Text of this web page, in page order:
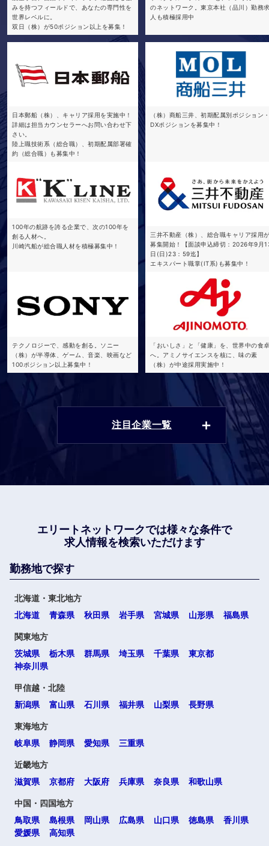
みを持つフィールドで、あなたの専門性を
世界レベルに。
双日（株）が50ポジション以上を募集！
のネットワーク。東京本社（品川）勤務
人も積極採用中
日本郵船（株）、キャリア採用を実施中！
詳細は担当カウンセラーへお問い合わせ下
さい。
陸上職技術系（総合職）、初期配属部署確
約（総合職）も募集中！
（株）商船三井、初期配属別ポジション
DXポジションを募集中！
100年の航跡を誇る企業で、次の100年を
創る人材へ。
川崎汽船が総合職人材を積極募集中！
三井不動産（株）、総合職キャリア採用
募集開始！【面談申込締切：2026年9月
日(日)23：59迄】
エキスパート職掌(IT系)も募集中！
テクノロジーで、感動を創る。ソニー
（株）が半導体、ゲーム、音楽、映画など
100ポジション以上募集中！
「おいしさ」と「健康」を、世界中の食
へ。アミノサイエンスを核に、味の素
（株）が中途採用実施中！
注目企業一覧
エリートネットワークでは様々な条件で
求人情報を検索いただけます
勤務地で探す
北海道・東北地方
北海道
青森県 秋田県 岩手県 宮城県 山形県 福島県
関東地方
茨城県
栃木県 群馬県 埼玉県 千葉県
東京都
神奈川県
甲信越・北陸
新潟県
富山県 石川県 福井県 山梨県 長野県
東海地方
岐阜県
静岡県 愛知県 三重県
近畿地方
滋賀県
京都府 大阪府 兵庫県 奈良県 和歌山県
中国・四国地方
鳥取県
島根県 岡山県 広島県 山口県 徳島県
香川県
愛媛県
高知県